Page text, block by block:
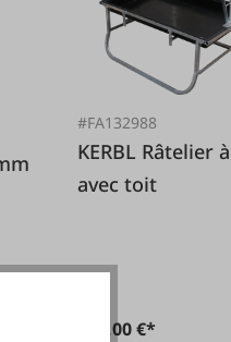
#FA132988
KERBL Râtelier à foin
avec toit
379,00 €*